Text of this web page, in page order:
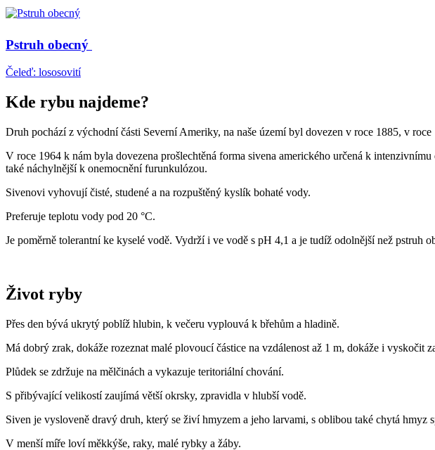
Pstruh obecný
Čeleď: lososovití
Kde rybu najdeme?
Druh pochází z východní části Severní Ameriky, na naše území byl dovezen v roce 1885, v
V roce 1964 k nám byla dovezena prošlechtěná forma sivena amerického určená k
také náchylnější k onemocnění furunkulózou.
Sivenovi vyhovují čisté, studené a na rozpuštěný kyslík bohaté vody.
Preferuje teplotu vody pod 20 °C.
Je poměrně tolerantní ke kyselé vodě. Vydrží i ve vodě s pH 4,1 a je tudíž odolnější než pstruh
Život ryby
Přes den bývá ukrytý poblíž hlubin, k večeru vyplouvá k břehům a hladině.
Má dobrý zrak, dokáže rozeznat malé plovoucí částice na vzdálenost až 1 m, dokáže i vyskočit
Plůdek se zdržuje na mělčinách a vykazuje teritoriální chování.
S přibývající velikostí zaujímá větší okrsky, zpravidla v hlubší vodě.
Siven je vysloveně dravý druh, který se živí hmyzem a jeho larvami, s oblibou také chytá
V menší míře loví měkkýše, raky, malé rybky a žáby.